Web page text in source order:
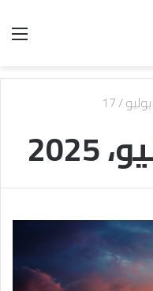
يوليو/
17